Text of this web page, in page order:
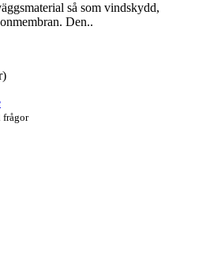
så som vindskydd,
Den..
frågor